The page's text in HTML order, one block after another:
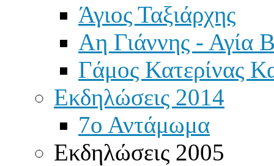
Άγιος Ταξιάρχης
Αη Γιάννης - Αγία
Γάμος Κατερίνας
Εκδηλώσεις 2014
7ο Αντάμωμα
Εκδηλώσεις 2005